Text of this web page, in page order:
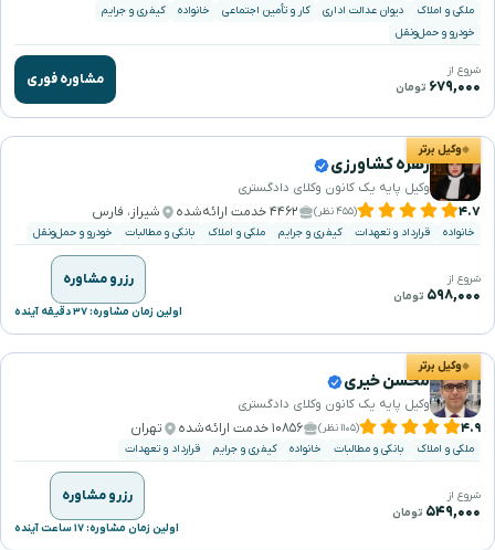
ملکی و املاک دیوان عدالت اداری کار و تأمین اجتماعی خانواده
کیفری و جرایم
خودرو و حمل‌ونقل
شروع از
۶۷۹,۰۰۰ تومان مشاوره فوری
وکیل برتر
زهره کشاورزی
وکیل پایه یک کانون وکلای دادگستری
۴.۷ (۴۵۵ نظر) ۴۴۶۲ خدمت ارائه‌شده شیراز، فارس
خانواده قرارداد و تعهدات کیفری و جرایم ملکی و املاک بانکی و مطالبات خودرو و حمل‌ونقل
شروع از
۵۹۸,۰۰۰ تومان
رزرو مشاوره
اولین زمان مشاوره: ۳۷ دقیقه آینده
وکیل برتر
محسن خیری
وکیل پایه یک کانون وکلای دادگستری
۴.۹ (۱۱۰۵ نظر) ۱۰۸۵۶ خدمت ارائه‌شده تهران
ملکی و املاک بانکی و مطالبات خانواده کیفری و جرایم قرارداد و تعهدات
شروع از
۵۴۹,۰۰۰ تومان
رزرو مشاوره
اولین زمان مشاوره: ۱۷ ساعت آینده